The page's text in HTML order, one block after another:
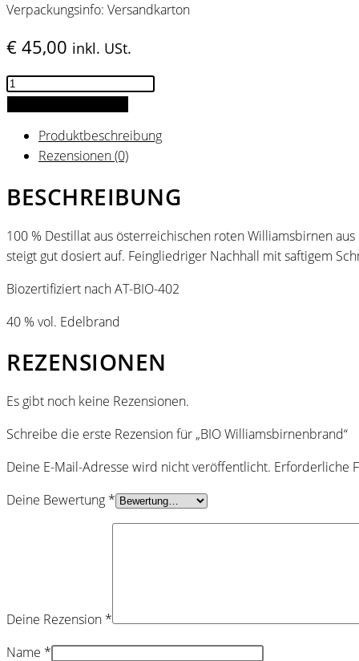
Verpackungsinfo: Versandkarton
€ 45,00 inkl. USt.
BIO
Williamsbirnenbrand
Produktbeschreibung
Rezensionen (0)
BESCHREIBUNG
100 % Destillat aus österreichischen roten Williamsbirnen
steigt gut dosiert auf. Feingliedriger Nachhall mit saftigem
Biozertifiziert nach AT-BIO-402
40 % vol. Edelbrand
REZENSIONEN
Es gibt noch keine Rezensionen.
Schreibe die erste Rezension für „BIO Williamsbirnenbrand“
Deine E-Mail-Adresse wird nicht veröffentlicht. Erforderliche
Deine Bewertung *
Deine Rezension *
Name *